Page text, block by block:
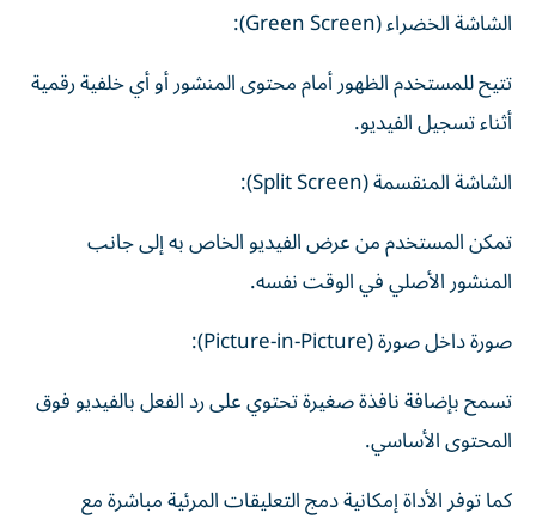
الشاشة الخضراء (Green Screen):
تتيح للمستخدم الظهور أمام محتوى المنشور أو أي خلفية رقمية
أثناء تسجيل الفيديو.
الشاشة المنقسمة (Split Screen):
تمكن المستخدم من عرض الفيديو الخاص به إلى جانب
المنشور الأصلي في الوقت نفسه.
صورة داخل صورة (Picture-in-Picture):
تسمح بإضافة نافذة صغيرة تحتوي على رد الفعل بالفيديو فوق
المحتوى الأساسي.
كما توفر الأداة إمكانية دمج التعليقات المرئية مباشرة مع